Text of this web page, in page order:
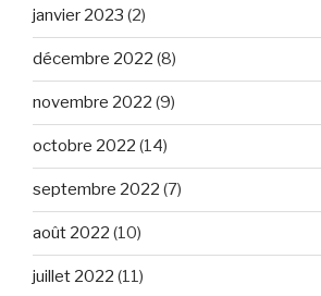
janvier 2023 (2)
décembre 2022 (8)
novembre 2022 (9)
octobre 2022 (14)
septembre 2022 (7)
août 2022 (10)
juillet 2022 (11)